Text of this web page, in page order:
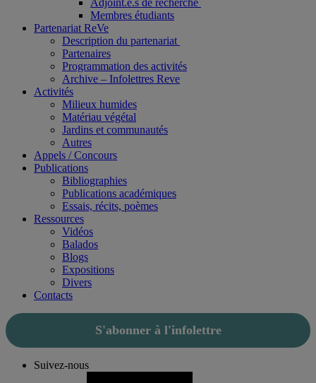
Adjoint.e.s de recherche
Membres étudiants
Partenariat ReVe
Description du partenariat
Partenaires
Programmation des activités
Archive – Infolettres Reve
Activités
Milieux humides
Matériau végétal
Jardins et communautés
Autres
Appels / Concours
Publications
Bibliographies
Publications académiques
Essais, récits, poèmes
Ressources
Vidéos
Balados
Blogs
Expositions
Divers
Contacts
S'abonner à l'infolettre
Suivez-nous